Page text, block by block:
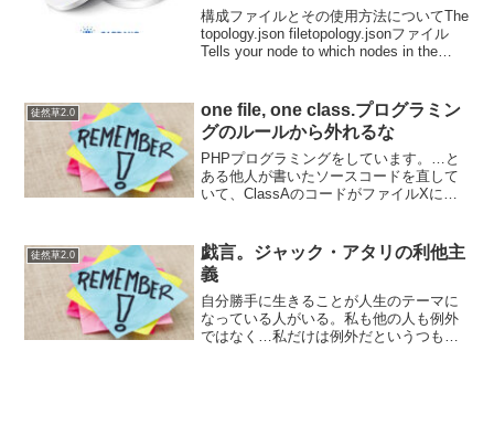
用方法について(編集中)
構成ファイルとその使用方法についてThe
topology.json filetopology.jsonファイル
Tells your node to which nodes in the
徒然草2.0
one file, one class.プログラミン
グのルールから外れるな
PHPプログラミングをしています。…と
ある他人が書いたソースコードを直して
いて、ClassAのコードがファイルXに書
イルに複数のクラスを書いてはいけない
というル...
徒然草2.0
戯言。ジャック・アタリの利他主
義
自分勝手に生きることが人生のテーマに
なっている人がいる。私も他の人も例外
ではなく…私だけは例外だというつもり